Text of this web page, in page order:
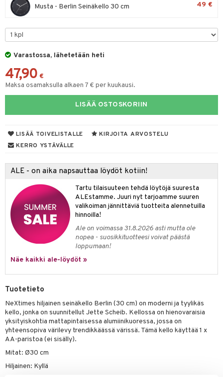
Musta - Berlin Seinäkello 30 cm 49 €
Varastossa, lähetetään heti
47,90 €
Maksa osamaksulla alkaen 7 € per kuukausi.
LISÄÄ OSTOSKORIIN
LISÄÄ TOIVELISTALLE
KIRJOITA ARVOSTELU
KERRO YSTÄVÄLLE
ALE - on aika napsauttaa löydöt kotiin!
Tartu tilaisuuteen tehdä löytöjä suuresta
ALEstamme. Juuri nyt tarjoamme suuren
valikoiman jännittäviä tuotteita alennetuilla
hinnoilla!
Ale on voimassa 31.8.2026 asti mutta ole
nopea - suosikkituotteesi voivat päästä
loppumaan!
Näe kaikki ale-löydöt »
Tuotetieto
NeXtimes hiljainen seinäkello Berlin (30 cm) on moderni ja tyylikäs
kello, jonka on suunnitellut Jette Scheib. Kellossa on hienovaraisia
yksityiskohtia mattapintaisessa alumiinikuoressa, jossa on
yhteensopiva värilevy trendikkäässä värissä. Tämä kello käyttää 1 x
AA-paristoa (ei sisälly).
Mitat: Ø30 cm
Hiljainen: Kyllä
& Vihannesveitset
& Korit
tekstiilit
tekstiilit
& Peitot
hyönteissuoja
& Lyhdyt